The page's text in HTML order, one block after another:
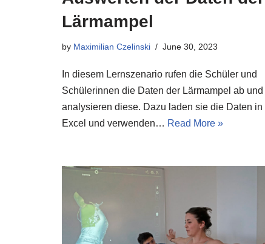
Lärmampel
by Maximilian Czelinski June 30, 2023
In diesem Lernszenario rufen die Schüler und
Schülerinnen die Daten der Lärmampel ab und
analysieren diese. Dazu laden sie die Daten in
Excel und verwenden… Read More »